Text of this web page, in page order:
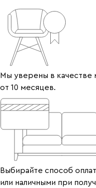
Мы уверены в качестве
от 10 месяцев.
Выбирайте способ
или наличными при